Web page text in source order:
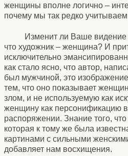
женщины вполне логично –
почему мы так редко
Изменит ли Ваше видение
что художник – женщина? И
исключительно
как стало ясно, что автор,
был мужчиной, это
тем, что оно показывает
злом, и не используемую как
женщину как персонификацию
распоряжении. Знание того,
которая к тому же была
картинами с сильными
добавляет нам восхищения.